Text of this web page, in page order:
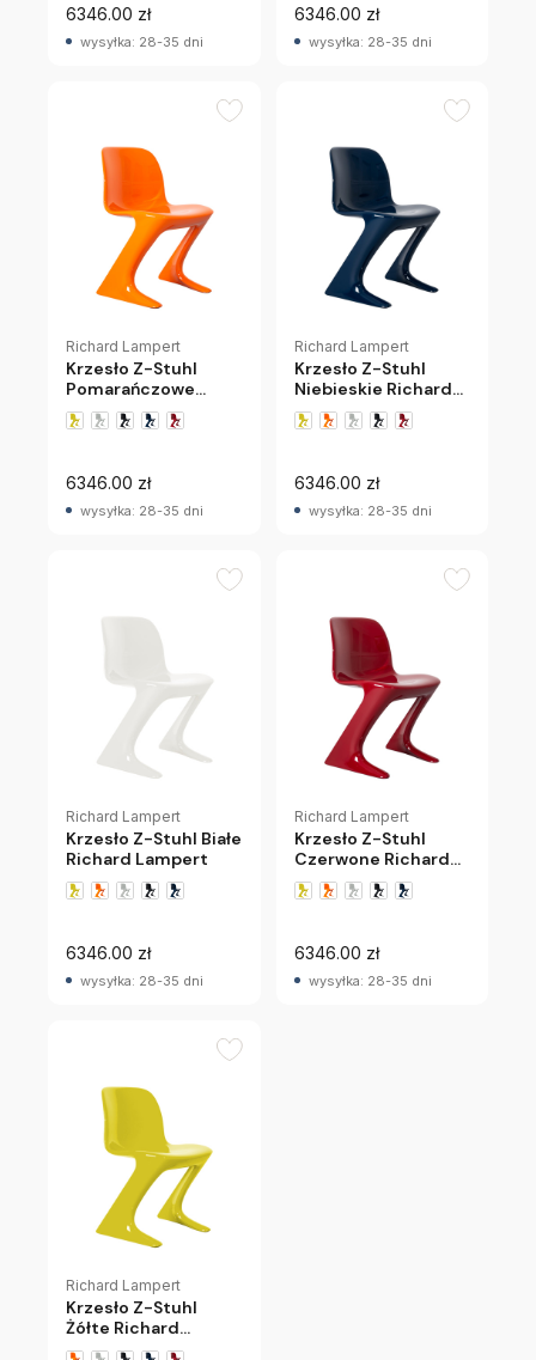
6346.00 zł
wysyłka: 28-35 dni
6346.00 zł
wysyłka: 28-35 dni
Richard Lampert
Krzesło Z-Stuhl
Pomarańczowe
Richard Lampert
6346.00 zł
wysyłka: 28-35 dni
Richard Lampert
Krzesło Z-Stuhl
Niebieskie Richard
Lampert
6346.00 zł
wysyłka: 28-35 dni
Richard Lampert
Krzesło Z-Stuhl Białe
Richard Lampert
6346.00 zł
wysyłka: 28-35 dni
Richard Lampert
Krzesło Z-Stuhl
Czerwone Richard
Lampert
6346.00 zł
wysyłka: 28-35 dni
Richard Lampert
Krzesło Z-Stuhl
Żółte Richard
Lampert